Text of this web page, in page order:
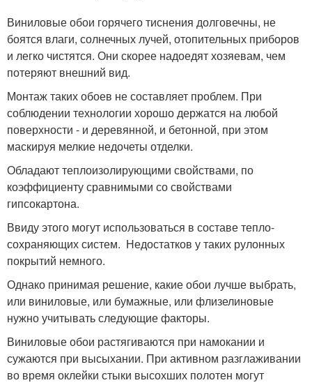
Виниловые обои горячего тиснения долговечны, не
боятся влаги, солнечных лучей, отопительных приборов
и легко чистятся. Они скорее надоедят хозяевам, чем
потеряют внешний вид.
Монтаж таких обоев не составляет проблем. При
соблюдении технологии хорошо держатся на любой
поверхности - и деревянной, и бетонной, при этом
маскируя мелкие недочеты отделки.
Обладают теплоизолирующими свойствами, по
коэффициенту сравнимыми со свойствами
гипсокартона.
Ввиду этого могут использоваться в составе тепло-
сохраняющих систем. Недостатков у таких рулонных
покрытий немного.
Однако принимая решение, какие обои лучше выбрать,
или виниловые, или бумажные, или флизелиновые
нужно учитывать следующие факторы.
Виниловые обои растягиваются при намокании и
сужаются при высыхании. При активном разглаживании
во время оклейки стыки высохших полотен могут